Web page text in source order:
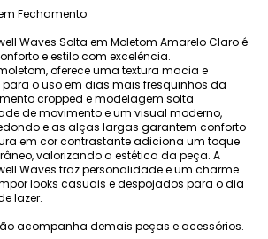
Fechamento
Waves Solta em Moletom Amarelo Claro é
e estilo com excelência.
oferece uma textura macia e
o uso em dias mais fresquinhos da
cropped e modelagem solta
de movimento e um visual moderno,
e as alças largas garantem conforto
em cor contrastante adiciona um toque
valorizando a estética da peça. A
Waves traz personalidade e um charme
looks casuais e despojados para o dia
lazer.
acompanha demais peças e acessórios.